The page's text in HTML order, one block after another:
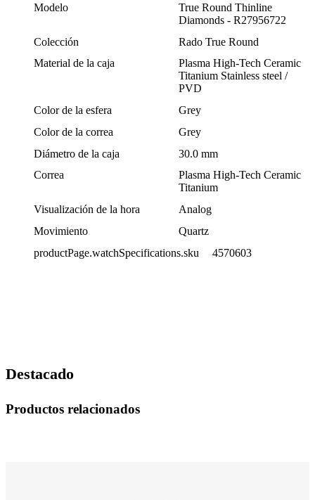
Modelo
True Round Thinline
Diamonds - R27956722
Colección
Rado True Round
Material de la caja
Plasma High-Tech Ceramic
Titanium Stainless steel /
PVD
Color de la esfera
Grey
Color de la correa
Grey
Diámetro de la caja
30.0 mm
Correa
Plasma High-Tech Ceramic
Titanium
Visualización de la hora
Analog
Movimiento
Quartz
productPage.watchSpecifications.sku
4570603
Destacado
Productos relacionados